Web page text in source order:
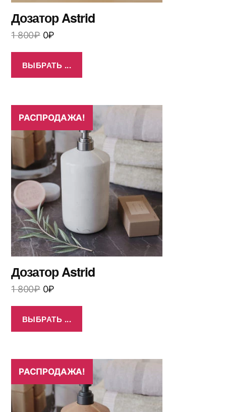
Дозатор Astrid
1 800₽ 0₽
ВЫБРАТЬ ...
РАСПРОДАЖА!
Дозатор Astrid
1 800₽ 0₽
ВЫБРАТЬ ...
РАСПРОДАЖА!